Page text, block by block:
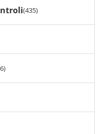
(435)